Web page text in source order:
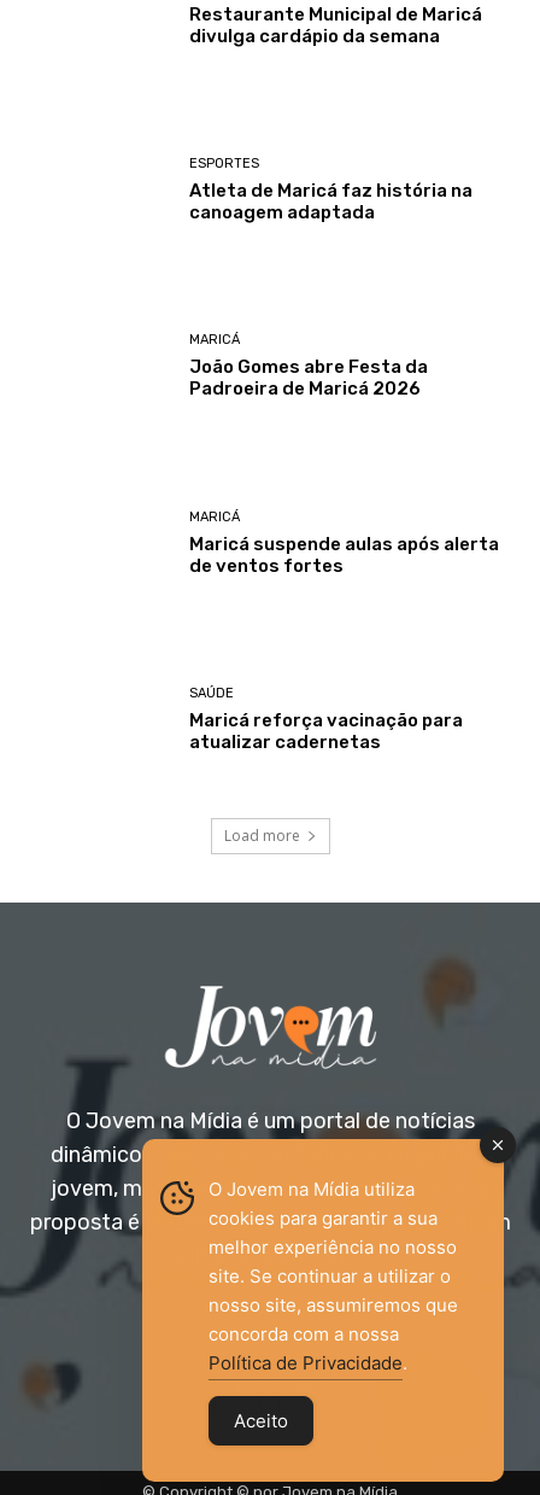
Restaurante Municipal de Maricá
divulga cardápio da semana
ESPORTES
Atleta de Maricá faz história na
canoagem adaptada
MARICÁ
João Gomes abre Festa da
Padroeira de Maricá 2026
MARICÁ
Maricá suspende aulas após alerta
de ventos fortes
SAÚDE
Maricá reforça vacinação para
atualizar cadernetas
Load more
O Jovem na Mídia é um portal de notícias
dinâmico e acessível, voltado para o público
jovem, mas aberto a todas as idades. Nossa
proposta é trazer informação relevante com um
olhar diferenciado.
Entre em contato:
jovemnamidia2017@gmail.com
O Jovem na Mídia utiliza
cookies para garantir a sua
melhor experiência no nosso
site. Se continuar a utilizar o
nosso site, assumiremos que
concorda com a nossa
Política de Privacidade.
Aceito